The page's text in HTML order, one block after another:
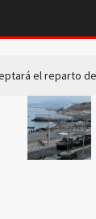
el reparto